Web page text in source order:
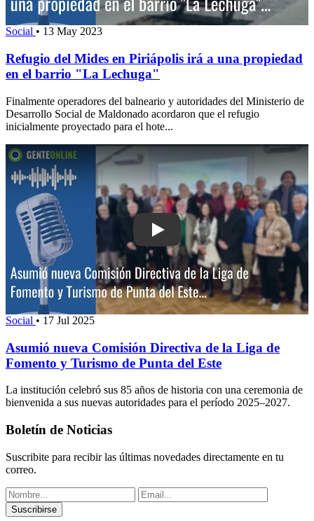
Social • 13 May 2023
Refugio del Mides en Piriápolis irá a una propiedad
en el barrio "La Lechuga"
Finalmente operadores del balneario y autoridades del Ministerio de
Desarrollo Social de Maldonado acordaron que el refugio
inicialmente proyectado para el hote...
Play: Asumió nueva Comisión
Social • 17 Jul 2025
Asumió nueva Comisión Directiva de la Liga de
Fomento y Turismo de Punta del Este
La institución celebró sus 85 años de historia con una ceremonia de
bienvenida a sus nuevas autoridades para el período 2025–2027.
Boletín de Noticias
Suscribite para recibir las últimas novedades directamente en tu
correo.
Suscribirse